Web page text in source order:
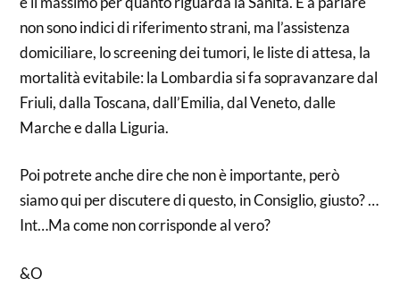
non sono indici di riferimento strani, ma l’assistenza
domiciliare, lo screening dei tumori, le liste di attesa, la
mortalità evitabile: la Lombardia si fa sopravanzare dal
Friuli, dalla Toscana, dall’Emilia, dal Veneto, dalle
Marche e dalla Liguria.
Poi potrete anche dire che non è importante, però
siamo qui per discutere di questo, in Consiglio, giusto? …
Int…Ma come non corrisponde al vero?
&O